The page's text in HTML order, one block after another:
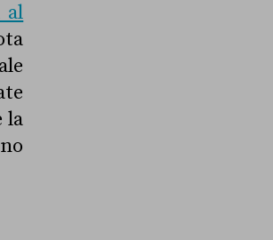
al
la